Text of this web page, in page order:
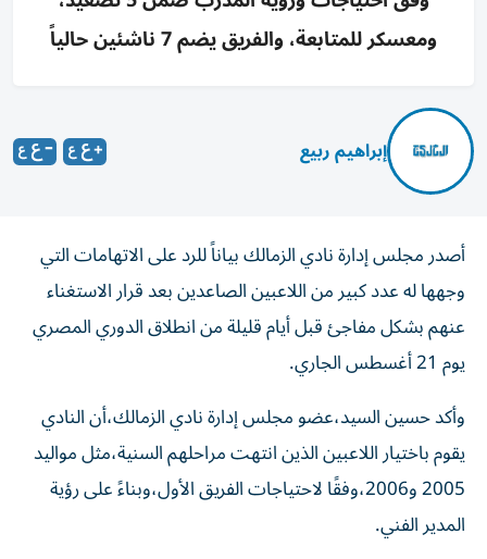
ومعسكر للمتابعة، والفريق يضم 7 ناشئين حالياً
إبراهيم ربيع
أصدر مجلس إدارة نادي الزمالك بياناً للرد على الاتهامات التي
وجهها له عدد كبير من اللاعبين الصاعدين بعد قرار الاستغناء
عنهم بشكل مفاجئ قبل أيام قليلة من انطلاق الدوري المصري
يوم 21 أغسطس الجاري.
وأكد حسين السيد،عضو مجلس إدارة نادي الزمالك،أن النادي
يقوم باختيار اللاعبين الذين انتهت مراحلهم السنية،مثل مواليد
2005 و2006،وفقًا لاحتياجات الفريق الأول،وبناءً على رؤية
المدير الفني.